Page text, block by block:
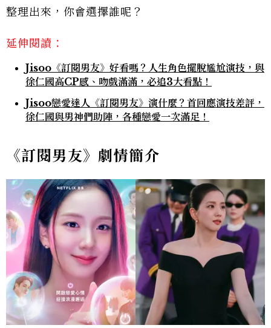
整理出來，你會選擇誰呢？
延伸閱讀：
Jisoo《訂閱男友》好看嗎？人生角色擺脫尷尬演技，與
徐仁國高CP感、吻戲滿滿，必追3大看點！
Jisoo戀愛達人《訂閱男友》演什麼？首回應演技差評，
徐仁國與男神們助陣，各種戀愛一次滿足！
《訂閱男友》劇情簡介